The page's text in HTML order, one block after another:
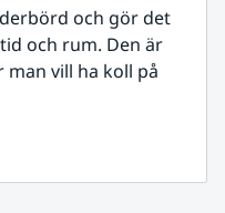
och gör det
och rum. Den är
vill ha koll på